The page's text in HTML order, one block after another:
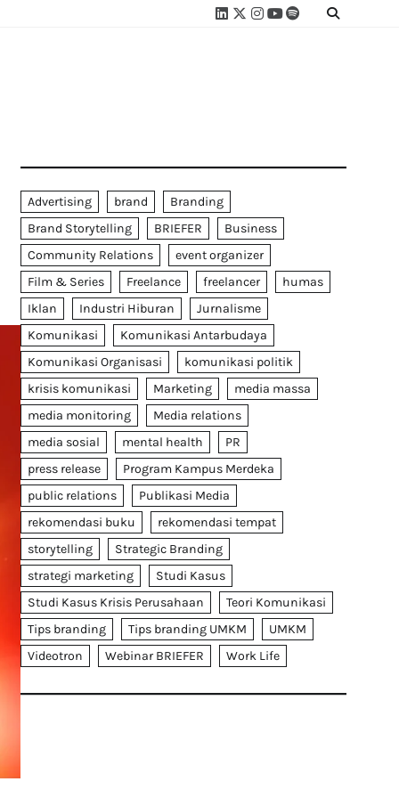
Linkedin
Twitter
Instagram
Youtube
SpotifyLinktree
Advertising brand
Branding
Brand Storytelling
BRIEFER
Business
Community Relations
event organizer
Film & Series
Freelance freelancer
humas
Iklan
Industri Hiburan
Jurnalisme
Komunikasi
Komunikasi Antarbudaya
Komunikasi Organisasi
komunikasi politik
krisis komunikasi
Marketing
media massa
media monitoring
Media relations
media sosial
mental health
PR
press release
Program Kampus Merdeka
public relations
Publikasi Media
rekomendasi buku
rekomendasi tempat
storytelling
Strategic Branding
strategi marketing
Studi Kasus
Studi Kasus Krisis Perusahaan
Teori Komunikasi
Tips branding
Tips branding UMKM
UMKM
Videotron
Webinar BRIEFER Work Life